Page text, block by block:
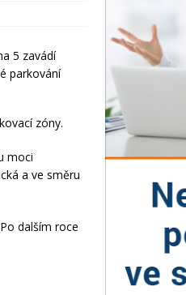
zóny.
moci
a ve směru
dalším roce